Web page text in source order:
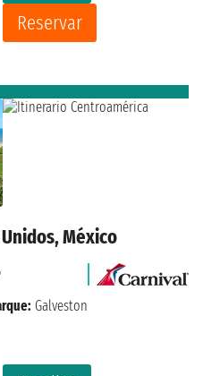
Reservar
México
Galveston